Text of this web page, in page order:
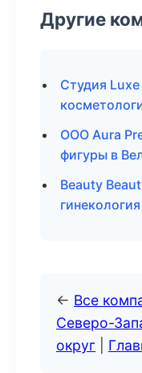
Другие
Студия
ООО Aura
фигуры в
Beauty
← Все
Северо-
округ